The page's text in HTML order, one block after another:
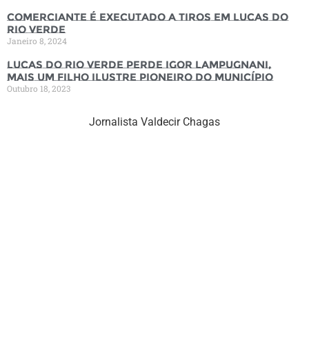
Comerciante é executado a tiros em Lucas do
Rio Verde
Janeiro 8, 2024
Lucas do Rio Verde perde Igor Lampugnani,
mais um filho ilustre pioneiro do município
Outubro 18, 2023
Jornalista Valdecir Chagas